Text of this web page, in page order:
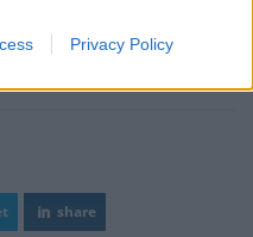
Privacy Policy
share